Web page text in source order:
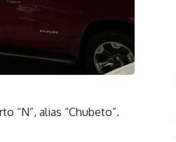
“N”, alias “Chubeto”.